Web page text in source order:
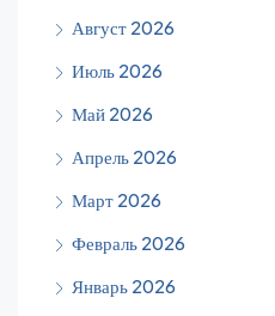
Август 2026
Июль 2026
Май 2026
Апрель 2026
Март 2026
Февраль 2026
Январь 2026